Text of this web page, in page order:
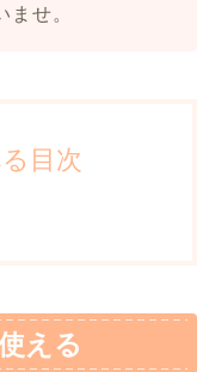
せ。
目次
える